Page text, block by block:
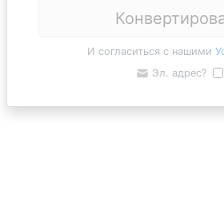
И согласиться с нашими
Эл. адрес?